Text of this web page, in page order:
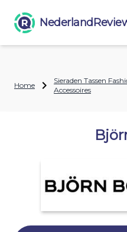
Home
Sieraden Tassen
Accessoires